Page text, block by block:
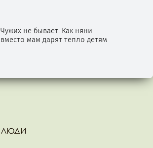
Чужих не бывает. Как няни
вместо мам дарят тепло детям